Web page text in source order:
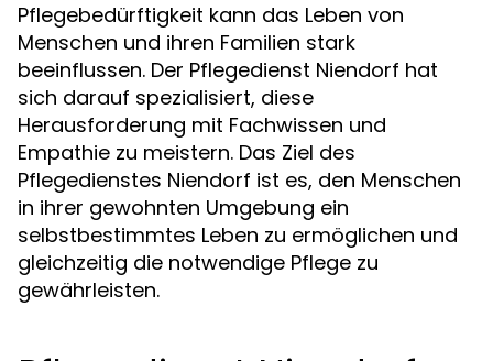
Pflegebedürftigkeit kann das Leben von
Menschen und ihren Familien stark
beeinflussen. Der Pflegedienst Niendorf hat
sich darauf spezialisiert, diese
Herausforderung mit Fachwissen und
Empathie zu meistern. Das Ziel des
Pflegedienstes Niendorf ist es, den Menschen
in ihrer gewohnten Umgebung ein
selbstbestimmtes Leben zu ermöglichen und
gleichzeitig die notwendige Pflege zu
gewährleisten.